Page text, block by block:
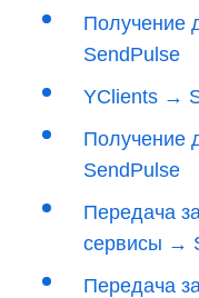
Получение
SendPulse
YClients →
Получение
SendPulse
Передача
сервисы →
Передача